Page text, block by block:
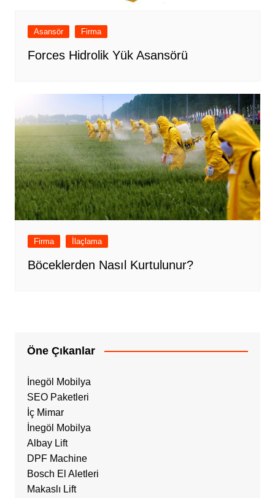
Asansör Firma
Forces Hidrolik Yük Asansörü
Firma İlaçlama
Böceklerden Nasıl Kurtulunur?
Öne Çıkanlar
İnegöl Mobilya
SEO Paketleri
İç Mimar
İnegöl Mobilya
Albay Lift
DPF Machine
Bosch El Aletleri
Makaslı Lift